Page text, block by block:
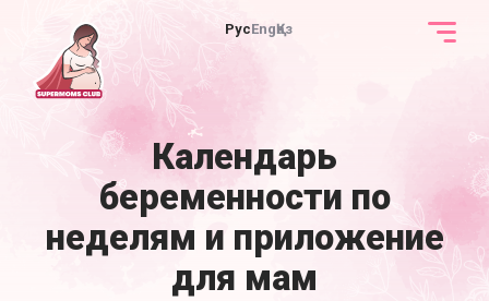
РусEngҚаз
Календарь
беременности по
неделям и приложение
для мам